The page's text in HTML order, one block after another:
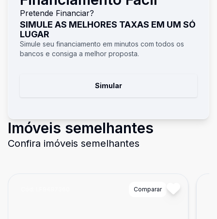
Pretende Financiar?
SIMULE AS MELHORES TAXAS EM UM SÓ
LUGAR
Simule seu financiamento em minutos com todos os
bancos e consiga a melhor proposta.
Simular
Imóveis semelhantes
Confira imóveis semelhantes
Comparar